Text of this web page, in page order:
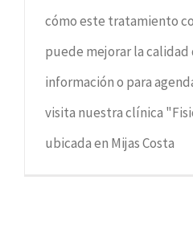
cómo este tratamiento
puede mejorar la calidad
información o para
visita nuestra clínica
ubicada en Mijas Costa